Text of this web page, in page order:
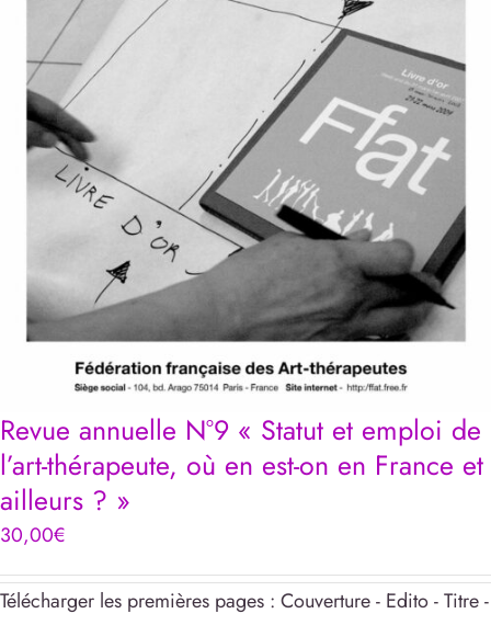
Revue annuelle N°9 « Statut et emploi de
l’art-thérapeute, où en est-on en France et
ailleurs ? »
30,00€
Télécharger les premières pages : Couverture - Edito - Titre -